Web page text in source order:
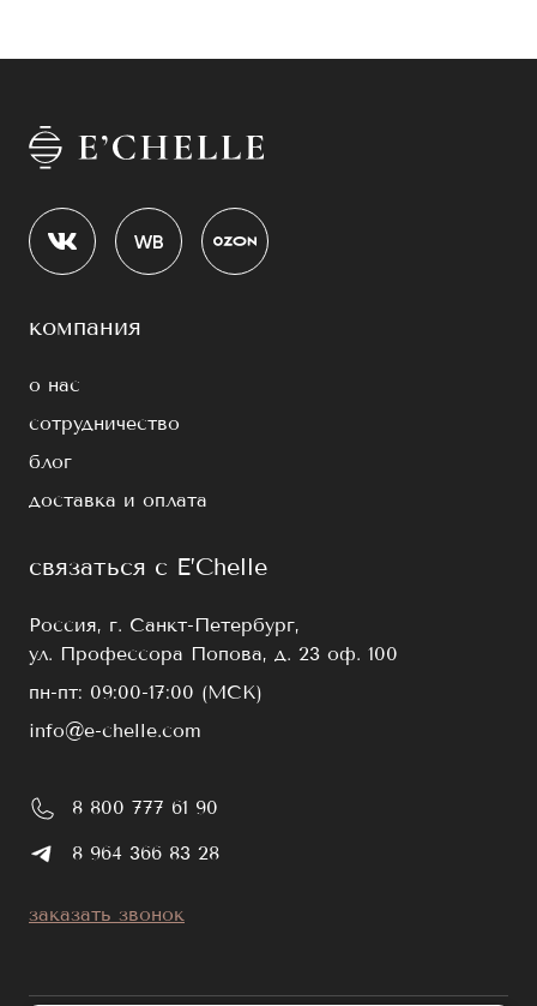
компания
о нас
сотрудничество
блог
доставка и оплата
связаться с E’Chelle
Россия, г. Санкт-Петербург,
ул. Профессора Попова, д. 23 оф. 100
пн-пт: 09:00-17:00 (МСК)
info@e-chelle.com
8 800 777 61 90
8 964 366 83 28
заказать звонок